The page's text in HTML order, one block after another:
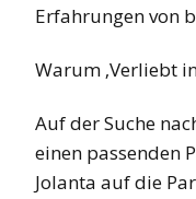
Erfahrungen von
Warum ‚Verliebt in
Auf der Suche
einen passenden
Jolanta auf die